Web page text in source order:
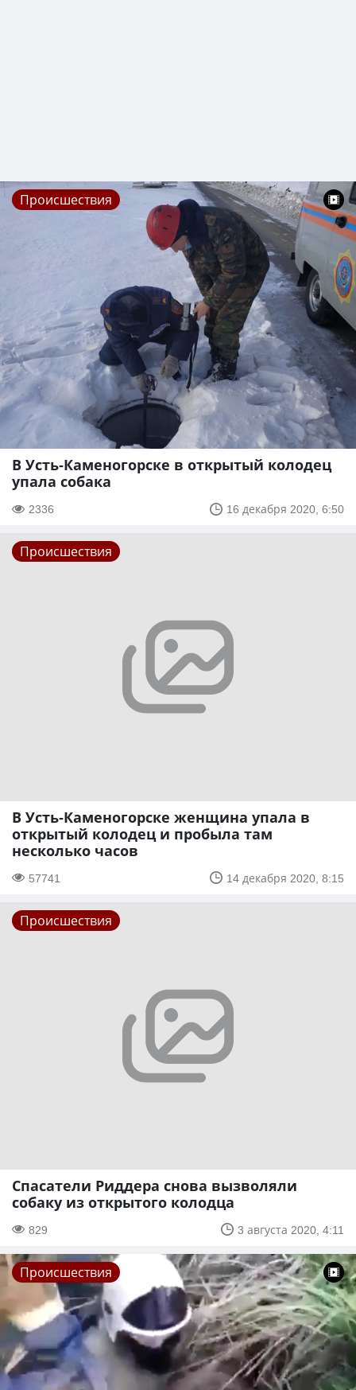
Происшествия
В Усть-Каменогорске в открытый колодец
упала собака
2336 16 декабря 2020, 6:50
Происшествия
В Усть-Каменогорске женщина упала в
открытый колодец и пробыла там
несколько часов
57741 14 декабря 2020, 8:15
Происшествия
Спасатели Риддера снова вызволяли
собаку из открытого колодца
829 3 августа 2020, 4:11
Происшествия